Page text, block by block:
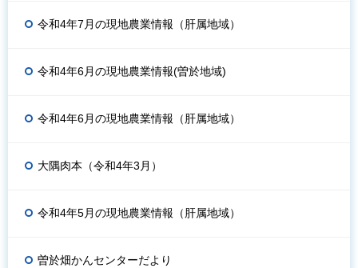
令和4年7月の現地農業情報（肝属地域）
令和4年6月の現地農業情報(曽於地域)
令和4年6月の現地農業情報（肝属地域）
大隅肉本（令和4年3月）
令和4年5月の現地農業情報（肝属地域）
曽於畑かんセンターだより